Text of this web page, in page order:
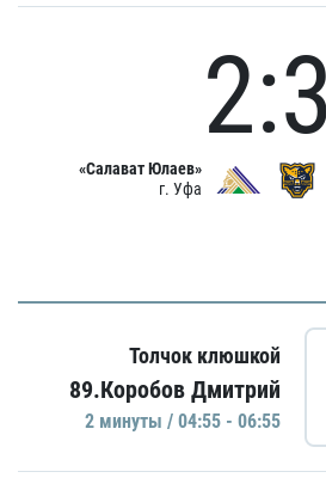
«Салават Юлаев»
г. Уфа
2:3
Толчок клюшкой
89.Коробов Дмитрий
2 минуты / 04:55 - 06:55